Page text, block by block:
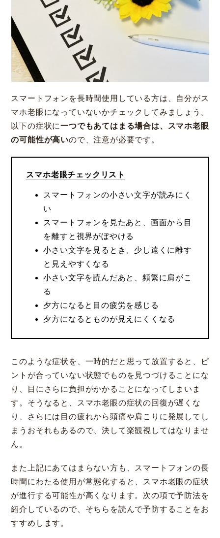
スマートフォンを長時間使用している方は、自分がス
マホ老眼になっていないかチェックしてみましょう。
以下の症状に一つでもあてはまる場合は、スマホ老眼
の可能性が高いので、注意が必要です。
スマホ老眼チェックリスト
スマートフォンの小さい文字が読みにく
い
スマートフォンを見たあと、画面から目
を離すと視界がぼやける
小さい文字を見るとき、少し遠くに離す
と見えやすくなる
小さい文字を読んだあと、頻繁に肩がこ
る
夕方になると目の疲労を感じる
夕方になるとものが見えにくくなる
このような症状を、一時的だと思って放置すると、ピ
ントが合っていない状態でものを見つづけることにな
り、目にさらに負担がかかることになってしまいま
す。そうなると、スマホ老眼の症状の回復が遅くな
り、さらには目の疲れから頭痛や肩こりに発展してし
まうおそれもあるので、決して楽観視してはなりませ
ん。
また上記にあてはまらない方も、スマートフォンの長
時間にわたる使用が常態化すると、スマホ老眼の症状
が進行する可能性が高くなります。次の項で予防法を
紹介しているので、そちらを読んで予防することをお
すすめします。